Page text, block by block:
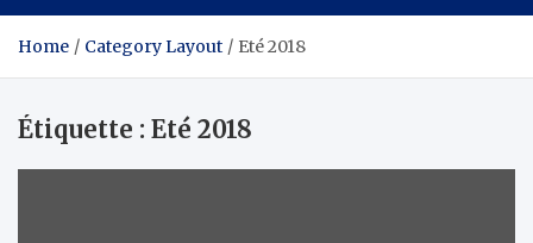
Home Category Layout Eté 2018
Étiquette : Eté 2018